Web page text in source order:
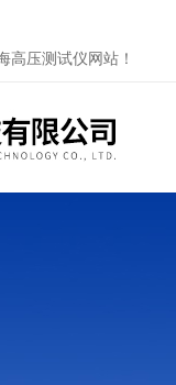
高压测试仪网站！